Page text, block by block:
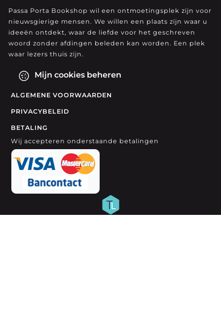
Passa Porta Bookshop wil een ontmoetingsplek zijn voor
nieuwsgierige mensen. We willen een plaats zijn waar u
ideeën ontdekt, waar de liefde voor het geschreven
woord zonder afdingen beleden kan worden. Een plek
waar lezers thuis zijn.
Mijn cookies beheren
ALGEMENE VOORWAARDEN
PRIVACYBELEID
BETALING
Wij accepteren onderstaande betalingen